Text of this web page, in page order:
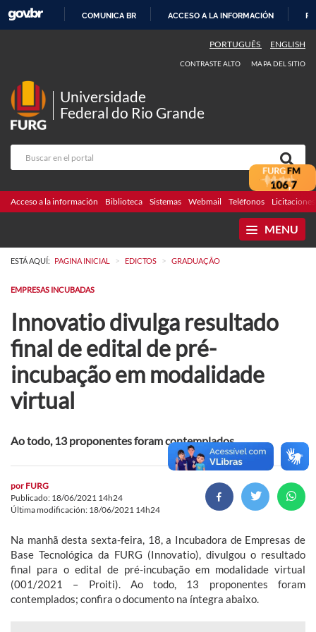
CONTENIDO
COMUNICA BR ACCESO A LA INFORMACIÓN
PORTUGUÊS ENGLISH
CONTRASTE ALTO MAPA DEL SITIO
Universidade
Federal do Rio Grande
Acceso a la información Biblioteca Sistemas Webmail Teléfonos Licitaciones
MENU
ESTÁ AQUÍ: PAGINA INICIAL > EDICTOS > GRADUAÇÃO
EMPRESAS INCUBADAS
Innovatio divulga resultado
final de edital de pré-
incubação em modalidade
virtual
Ao todo, 13 proponentes foram contemplados
por FURG
Publicado: 18/06/2021 14h24
Última modificación: 18/06/2021 14h24
Na manhã desta sexta-feira, 18, a Incubadora de Empresas de
Base Tecnológica da FURG (Innovatio), divulgou o resultado
final para o edital de pré-incubação em modalidade virtual
(001/2021 – Proiti). Ao todo, 13 proponentes foram
contemplados; confira o documento na íntegra abaixo.